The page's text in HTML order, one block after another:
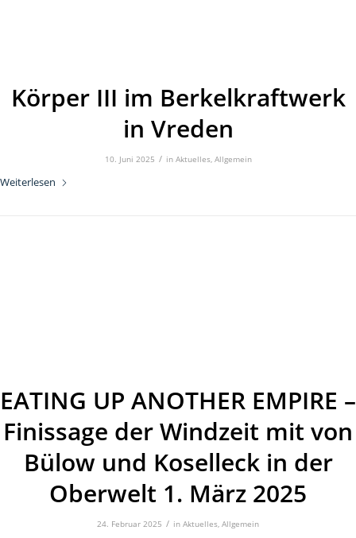
Körper III im Berkelkraftwerk
in Vreden
10. Juni 2025 / in Aktuelles, Allgemein
Weiterlesen
EATING UP ANOTHER EMPIRE –
Finissage der Windzeit mit von
Bülow und Koselleck in der
Oberwelt 1. März 2025
24. Februar 2025 / in Aktuelles, Allgemein